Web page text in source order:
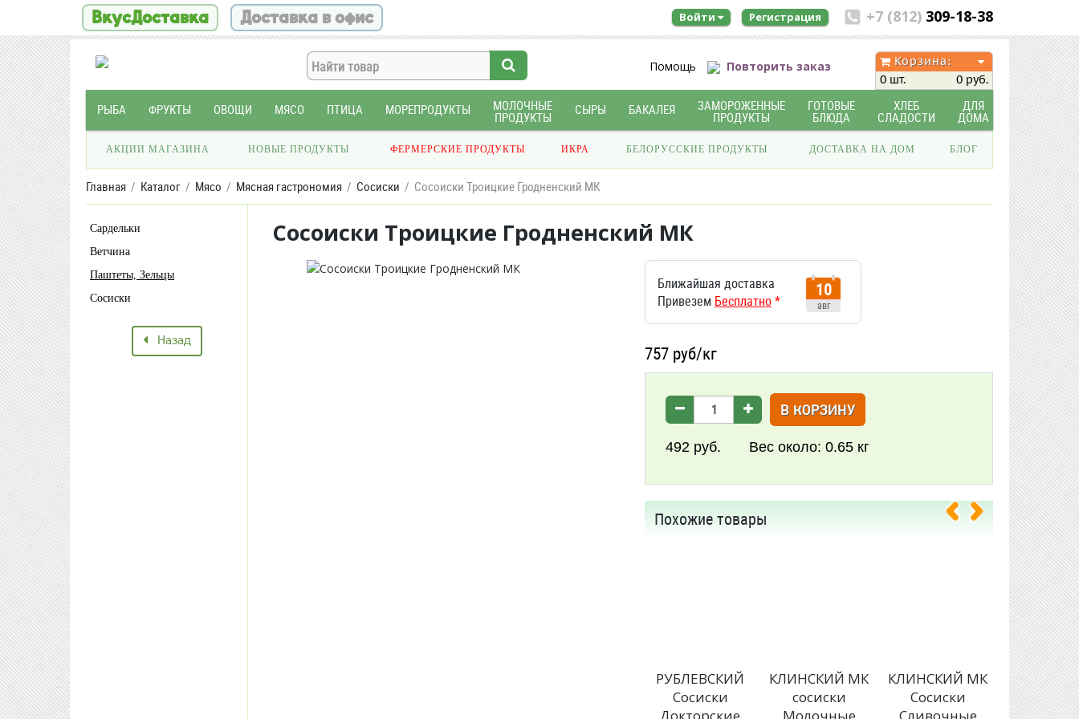
ВкусДоставка Доставка в офис +7 (812) 309-18-38
Войти Регистрация
Помощь Повторить заказ
Корзина:
0 шт.
0 руб.
РЫБА ФРУКТЫ ОВОЩИ МЯСО ПТИЦА МОРЕПРОДУКТЫ МОЛОЧНЫЕ
ПРОДУКТЫ
СЫРЫ БАКАЛЕЯ ЗАМОРОЖЕННЫЕ
ПРОДУКТЫ
ГОТОВЫЕ
БЛЮДА
ХЛЕБ
СЛАДОСТИ
ДЛЯ
ДОМА
АКЦИИ МАГАЗИНА НОВЫЕ ПРОДУКТЫ ФЕРМЕРСКИЕ ПРОДУКТЫ ИКРА БЕЛОРУССКИЕ ПРОДУКТЫ ДОСТАВКА НА ДОМ БЛОГ
Главная Каталог Мясо Мясная гастрономия Сосиски Сосоиски Троицкие Гродненский МК
Сардельки
Ветчина
Паштеты, Зельцы
Сосиски
Назад
Сосоиски Троицкие Гродненский МК
Ближайшая доставка
Привезем Бесплатно*
10
авг
757 руб/кг
В КОРЗИНУ
492 руб. Вес около: 0.65 кг
Похожие товары
РУБЛЕВСКИЙ
Сосиски
КЛИНСКИЙ МК
сосиски
КЛИНСКИЙ МК
Сосиски
МК